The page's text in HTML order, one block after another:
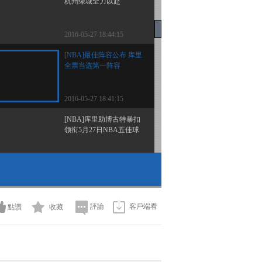
2016-05-27 18:44:15
[NBA]最佳阵容公布 库里
全票当选第一阵容
2016-05-27 18:41:15
[NBA]库里助博古特暴扣
领衔5月27日NBA五佳球
2016-05-27 18:36:13
回击场外“杂音”
點讚 收藏 評論 客戶端看